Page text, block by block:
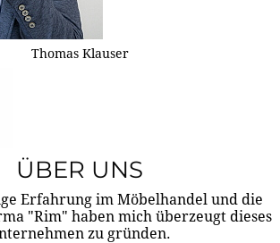
Thomas Klauser
ÜBER UNS
Erfahrung im Möbelhandel und die
"Rim" haben mich überzeugt dieses
zu gründen.